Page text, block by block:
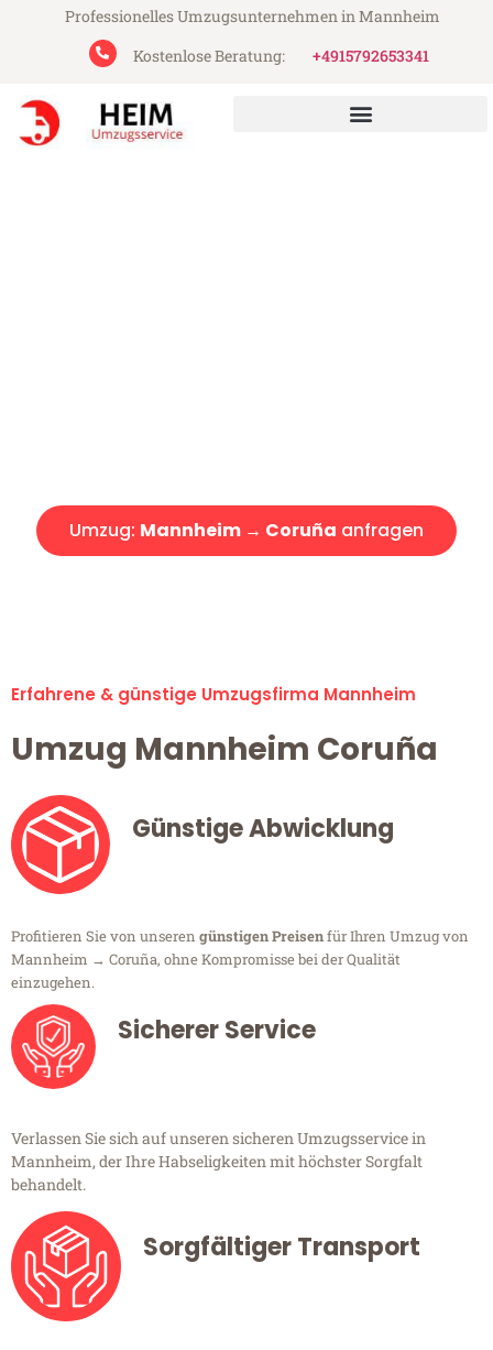
Professionelles Umzugsunternehmen in Mannheim
Kostenlose Beratung:
+4915792653341
Umzug: Mannheim → Coruña anfragen
Erfahrene & günstige Umzugsfirma Mannheim
Umzug Mannheim Coruña
Günstige Abwicklung
Profitieren Sie von unseren günstigen Preisenfür Ihren Umzug von
Mannheim → Coruña, ohne Kompromisse bei der Qualität
einzugehen.
Sicherer Service
Verlassen Sie sich auf unseren sicheren Umzugsservice in
Mannheim, der Ihre Habseligkeiten mit höchster Sorgfalt
behandelt.
Sorgfältiger Transport